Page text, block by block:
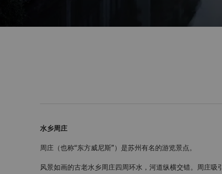
水乡周庄
周庄（也称“东方威尼斯”）是苏州有名的游览景点。
风景如画的古老水乡周庄四周环水，河道纵横交错。周庄吸